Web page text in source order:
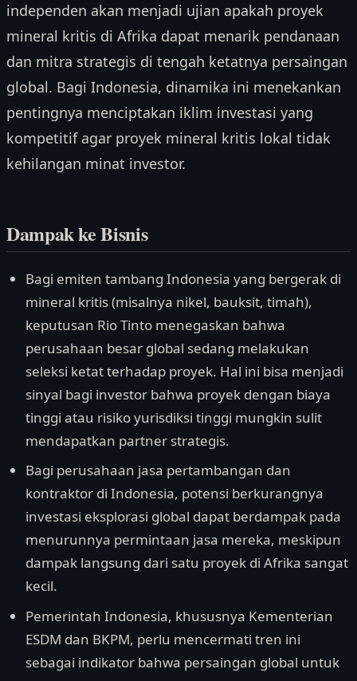
independen akan menjadi ujian apakah proyek
mineral kritis di Afrika dapat menarik pendanaan
dan mitra strategis di tengah ketatnya persaingan
global. Bagi Indonesia, dinamika ini menekankan
pentingnya menciptakan iklim investasi yang
kompetitif agar proyek mineral kritis lokal tidak
kehilangan minat investor.
Dampak ke Bisnis
Bagi emiten tambang Indonesia yang bergerak di
mineral kritis (misalnya nikel, bauksit, timah),
keputusan Rio Tinto menegaskan bahwa
perusahaan besar global sedang melakukan
seleksi ketat terhadap proyek. Hal ini bisa menjadi
sinyal bagi investor bahwa proyek dengan biaya
tinggi atau risiko yurisdiksi tinggi mungkin sulit
mendapatkan partner strategis.
Bagi perusahaan jasa pertambangan dan
kontraktor di Indonesia, potensi berkurangnya
investasi eksplorasi global dapat berdampak pada
menurunnya permintaan jasa mereka, meskipun
dampak langsung dari satu proyek di Afrika sangat
kecil.
Pemerintah Indonesia, khususnya Kementerian
ESDM dan BKPM, perlu mencermati tren ini
sebagai indikator bahwa persaingan global untuk